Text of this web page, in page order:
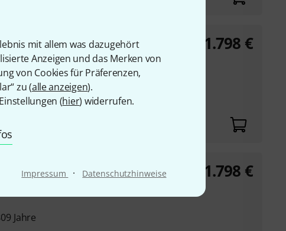
mit allem was dazugehört
Anzeigen und das Merken von
von Cookies für Präferenzen,
zu (alle anzeigen).
(hier) widerrufen.
Impressum · Datenschutzhinweise
Neptune
Jahre;
1.798 €
Mars
Jahre
1.798 €